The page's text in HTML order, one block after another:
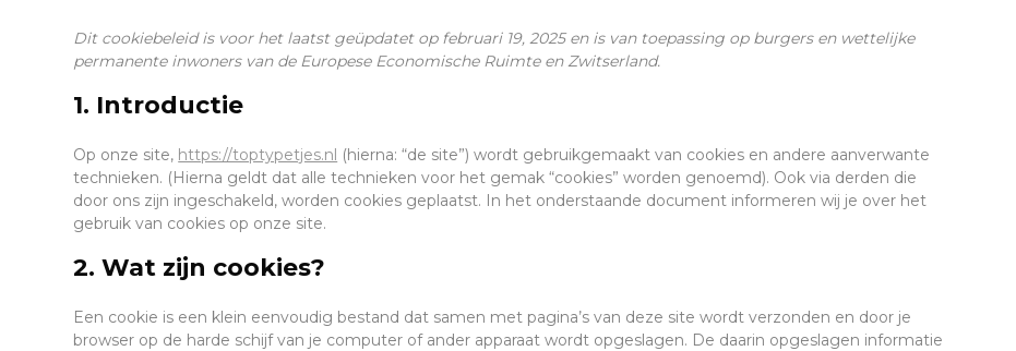
Dit cookiebeleid is voor het laatst geüpdatet op februari 19, 2025 en is van toepassing op burgers en wettelijke
permanente inwoners van de Europese Economische Ruimte en Zwitserland.
1. Introductie
Op onze site, https://toptypetjes.nl (hierna: “de site”) wordt gebruikgemaakt van cookies en andere aanverwante
technieken. (Hierna geldt dat alle technieken voor het gemak “cookies” worden genoemd). Ook via derden die
door ons zijn ingeschakeld, worden cookies geplaatst. In het onderstaande document informeren wij je over het
gebruik van cookies op onze site.
2. Wat zijn cookies?
Een cookie is een klein eenvoudig bestand dat samen met pagina’s van deze site wordt verzonden en door je
browser op de harde schijf van je computer of ander apparaat wordt opgeslagen. De daarin opgeslagen informatie